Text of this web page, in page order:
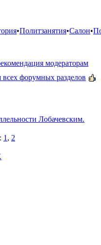
•Политзанятия•Салон•
модераторам
форумных разделов
Лобачевским.
1 , 2